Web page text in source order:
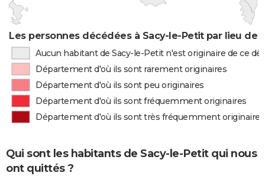
Les personnes décédées à Sacy-le-Petit par lieu de
Aucun habitant de Sacy-le-Petit n'est originaire de ce
Département d'où ils sont rarement originaires
Département d'où ils sont peu originaires
Département d'où ils sont fréquemment originaires
Département d'où ils sont très fréquemment originaires
Qui sont les habitants de Sacy-le-Petit qui nous
ont quittés ?